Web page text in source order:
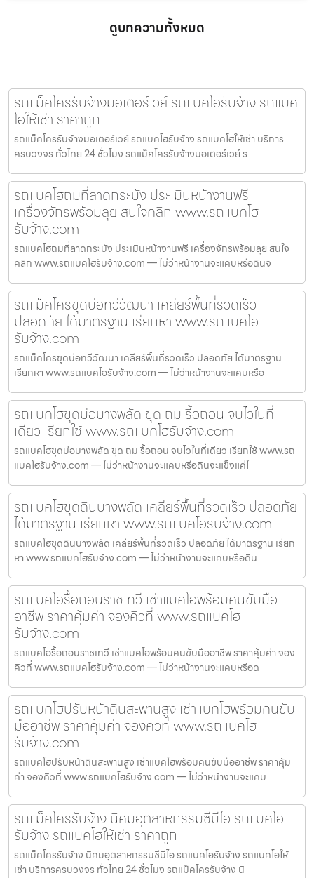
ดูบทความทั้งหมด
รถแม็คโครรับจ้างมอเตอร์เวย์ รถแบคโฮรับจ้าง รถแบค
โฮให้เช่า ราคาถูก
รถแม็คโครรับจ้างมอเตอร์เวย์ รถแบคโฮรับจ้าง รถแบคโฮให้เช่า บริการ
ครบวงจร ทั่วไทย 24 ชั่วโมง รถแม็คโครรับจ้างมอเตอร์เวย์ ร
รถแบคโฮถมที่ลาดกระบัง ประเมินหน้างานฟรี
เครื่องจักรพร้อมลุย สนใจคลิก www.รถแบคโฮ
รับจ้าง.com
รถแบคโฮถมที่ลาดกระบัง ประเมินหน้างานฟรี เครื่องจักรพร้อมลุย สนใจ
คลิก www.รถแบคโฮรับจ้าง.com — ไม่ว่าหน้างานจะแคบหรือดินจ
รถแม็คโครขุดบ่อทวีวัฒนา เคลียร์พื้นที่รวดเร็ว
ปลอดภัย ได้มาตรฐาน เรียกหา www.รถแบคโฮ
รับจ้าง.com
รถแม็คโครขุดบ่อทวีวัฒนา เคลียร์พื้นที่รวดเร็ว ปลอดภัย ได้มาตรฐาน
เรียกหา www.รถแบคโฮรับจ้าง.com — ไม่ว่าหน้างานจะแคบหรือ
รถแบคโฮขุดบ่อบางพลัด ขุด ถม รื้อถอน จบไวในที่
เดียว เรียกใช้ www.รถแบคโฮรับจ้าง.com
รถแบคโฮขุดบ่อบางพลัด ขุด ถม รื้อถอน จบไวในที่เดียว เรียกใช้ www.รถ
แบคโฮรับจ้าง.com — ไม่ว่าหน้างานจะแคบหรือดินจะแข็งแค่ไ
รถแบคโฮขุดดินบางพลัด เคลียร์พื้นที่รวดเร็ว ปลอดภัย
ได้มาตรฐาน เรียกหา www.รถแบคโฮรับจ้าง.com
รถแบคโฮขุดดินบางพลัด เคลียร์พื้นที่รวดเร็ว ปลอดภัย ได้มาตรฐาน เรียก
หา www.รถแบคโฮรับจ้าง.com — ไม่ว่าหน้างานจะแคบหรือดิน
รถแบคโฮรื้อถอนราชเทวี เช่าแบคโฮพร้อมคนขับมือ
อาชีพ ราคาคุ้มค่า จองคิวที่ www.รถแบคโฮ
รับจ้าง.com
รถแบคโฮรื้อถอนราชเทวี เช่าแบคโฮพร้อมคนขับมืออาชีพ ราคาคุ้มค่า จอง
คิวที่ www.รถแบคโฮรับจ้าง.com — ไม่ว่าหน้างานจะแคบหรือด
รถแบคโฮปรับหน้าดินสะพานสูง เช่าแบคโฮพร้อมคนขับ
มืออาชีพ ราคาคุ้มค่า จองคิวที่ www.รถแบคโฮ
รับจ้าง.com
รถแบคโฮปรับหน้าดินสะพานสูง เช่าแบคโฮพร้อมคนขับมืออาชีพ ราคาคุ้ม
ค่า จองคิวที่ www.รถแบคโฮรับจ้าง.com — ไม่ว่าหน้างานจะแคบ
รถแม็คโครรับจ้าง นิคมอุตสาหกรรมซีบีไอ รถแบคโฮ
รับจ้าง รถแบคโฮให้เช่า ราคาถูก
รถแม็คโครรับจ้าง นิคมอุตสาหกรรมซีบีไอ รถแบคโฮรับจ้าง รถแบคโฮให้
เช่า บริการครบวงจร ทั่วไทย 24 ชั่วโมง รถแม็คโครรับจ้าง นิ